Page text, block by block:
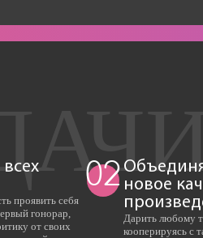
проявить себя
гонорар,
от своих
02 новое
Дарить любому
кооперируясь с